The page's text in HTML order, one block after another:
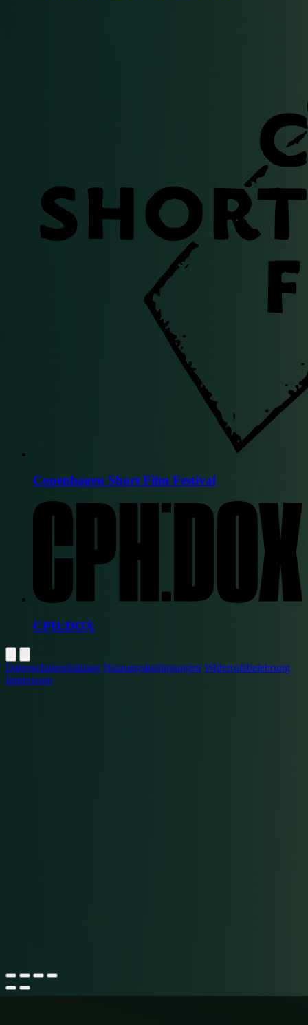
Copenhagen Short Film Festival
CPH:DOX
Datenschutzerklärung Nutzungsbedingungen Widerrufsbelehrung
Impressum